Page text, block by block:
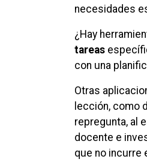
necesidades
¿Hay
tareas
con una
Otras
lección, como
repregunta, al
docente e
que no incurre